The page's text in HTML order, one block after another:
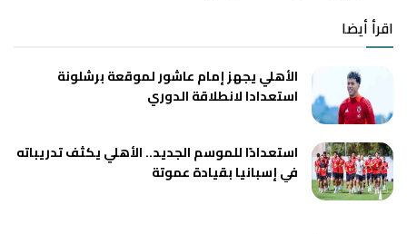
اقرأ أيضا
الأهلي يجهز إمام عاشور لموقعة برشلونة
استعدادا لانطلاقة الدوري
استعدادًا للموسم الجديد.. الأهلي يكثف تدريباته
في إسبانيا بقيادة عموتة